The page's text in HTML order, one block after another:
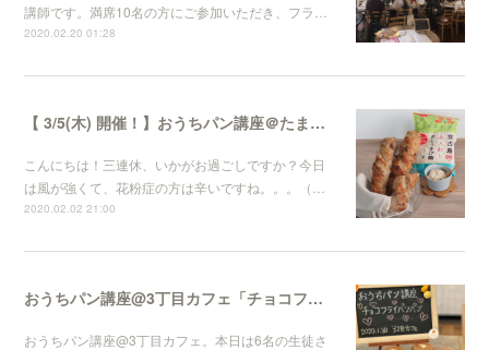
講師です。満席10名の方にご参加いただき、フラ…
2020.02.20 01:28
【 3/5(木) 開催！】おうちパン講座＠たまプラーザ「3丁目カフェ」
こんにちは！三連休、いかがお過ごしですか？今日
は風が強くて、花粉症の方は辛いですね。。。（…
2020.02.02 21:00
おうちパン講座@3丁目カフェ「チョコフライパンパン」
おうちパン講座@3丁目カフェ。本日は6名の生徒さ